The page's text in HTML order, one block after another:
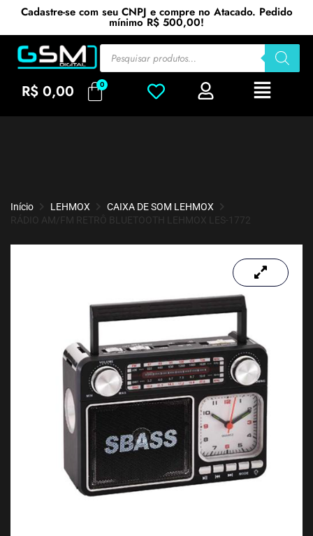
Cadastre-se com seu CNPJ e compre no Atacado. Pedido
mínimo R$ 500,00!
R$ 0,00
Início LEHMOX
CAIXA DE SOM LEHMOX
RÁDIO AM/FM RETRÔ BLUETOOTH LEHMOX LES-1772